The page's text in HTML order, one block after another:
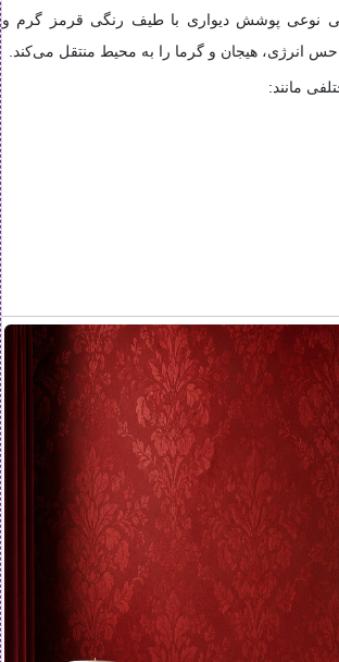
نوعی پوشش دیواری با طیف رنگی قرمز گرم و
انرژی، هیجان و گرما را به محیط منتقل می‌کند.
مانند: